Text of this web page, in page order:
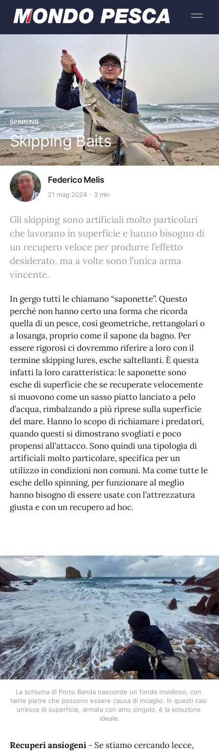
SPINNING
Skipping Baits
Federico Melis
21 mag 2024 3 min
Gli skipping sono artificiali molto particolari
che lavorano in superficie e hanno bisogno di
un recupero veloce per produrre l’effetto
desiderato, ma a volte sono l’unica arma
vincente.
In gergo tutti le chiamano “saponette”. Questo
perché non hanno certo una forma che ricorda
quella di un pesce, così geometriche, rettangolari o
a losanga, proprio come il sapone da bagno. Per
essere rigorosi ci dovremmo riferire a loro con il
termine skipping lures, esche saltellanti. È questa
infatti la loro caratteristica: le saponette sono
esche di superficie che se recuperate velocemente
si muovono come un sasso piatto lanciato a pelo
d’acqua, rimbalzando a più riprese sulla superficie
del mare. Hanno lo scopo di richiamare i predatori,
quando questi si dimostrano svogliati e poco
propensi all’attacco. Sono quindi una tipologia di
artificiali molto particolare, specifica per un
utilizzo in condizioni non comuni. Ma come tutte le
esche dello spinning, per funzionare al meglio
hanno bisogno di essere usate con l’attrezzatura
giusta e con un recupero ad hoc.
La schiuma di Portu Banda nasconde un fondo insidioso, con
tante pietre che possono essere causa di incaglio. In questi casi
un’esca di superficie, armata con amo singolo, è la soluzione
ideale.
Recuperi ansiogeni - Se stiamo cercando lecce,